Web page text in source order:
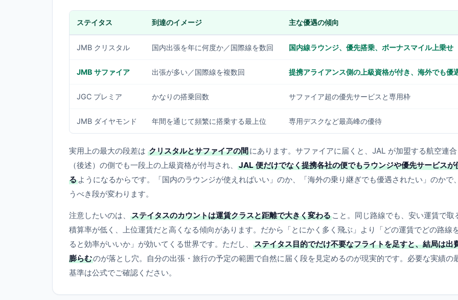
ステイタス 到達のイメージ 主な優遇の傾向
JMB クリスタル 国内出張を年に何度か／国際線を数回 国内線ラウンジ、優先搭乗、ボーナスマイル上乗せ
JMB サファイア 出張が多い／国際線を複数回 提携アライアンス側の上級資格が付き、海外でも優
JGC プレミア かなりの搭乗回数 サファイア超の優先サービスと専用枠
JMB ダイヤモンド 年間を通じて頻繁に搭乗する最上位 専用デスクなど最高峰の優待
実用上の最大の段差は クリスタルとサファイアの間にあります。サファイアに届くと、JAL が加盟する航空連合
（後述）の側でも一段上の上級資格が付与され、
JAL 便だけでなく提携各社の便でもラウンジや優先サービスが
る ようになるからです。「国内のラウンジが使えればいい」のか、「海外の乗り継ぎでも優遇されたい」のかで
うべき段が変わります。
注意したいのは、 ステイタスのカウントは運賃クラスと距離で大きく変わる こと。同じ路線でも、安い運賃で取
積算率が低く、上位運賃だと高くなる傾向があります。だから「とにかく多く飛ぶ」より「どの運賃でどの路線
ると効率がいいか」が効いてくる世界です。ただし、
ステイタス目的でだけ不要なフライトを足すと、結局は出
膨らむのが落とし穴。自分の出張・旅行の予定の範囲で自然に届く段を見定めるのが現実的です。必要な実績の
基準は公式でご確認ください。